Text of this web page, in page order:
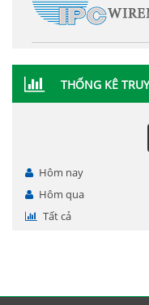
THỐNG KÊ
Hôm nay
Hôm qua
Tất cả